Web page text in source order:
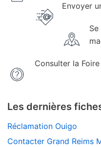
Envoyer
Consulter la
Les dernières
Réclamation Ouigo
Contacter Grand Reims